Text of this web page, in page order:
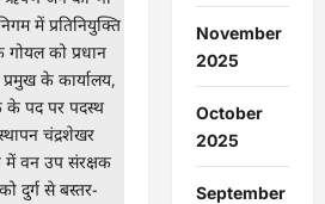
November
2025
October
2025
September